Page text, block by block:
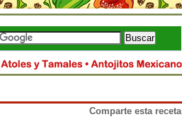
Comparte esta receta